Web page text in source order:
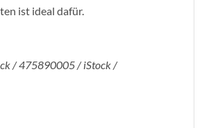
ist ideal dafür.
/ 475890005 / iStock /